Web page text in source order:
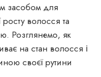
засобом для
росту волосся та
Розглянемо, як
на стан волосся і
своєї рутини